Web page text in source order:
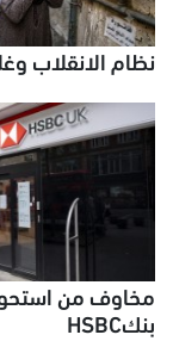
نظام الانقلاب
مخاوف من
بنكHSBC